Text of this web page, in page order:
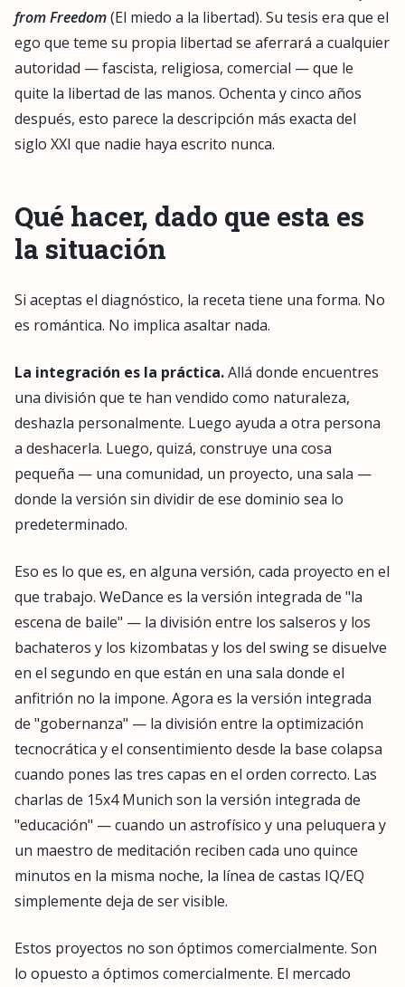
from Freedom(El miedo a la libertad). Su tesis era que el
ego que teme su propia libertad se aferrará a cualquier
autoridad — fascista, religiosa, comercial — que le
quite la libertad de las manos. Ochenta y cinco años
después, esto parece la descripción más exacta del
siglo XXI que nadie haya escrito nunca.
Qué hacer, dado que esta es
la situación
Si aceptas el diagnóstico, la receta tiene una forma. No
es romántica. No implica asaltar nada.
La integración es la práctica.Allá donde encuentres
una división que te han vendido como naturaleza,
deshazla personalmente. Luego ayuda a otra persona
a deshacerla. Luego, quizá, construye una cosa
pequeña — una comunidad, un proyecto, una sala —
donde la versión sin dividir de ese dominio sea lo
predeterminado.
Eso es lo que es, en alguna versión, cada proyecto en el
que trabajo. WeDance es la versión integrada de "la
escena de baile" — la división entre los salseros y los
bachateros y los kizombatas y los del swing se disuelve
en el segundo en que están en una sala donde el
anfitrión no la impone. Agora es la versión integrada
de "gobernanza" — la división entre la optimización
tecnocrática y el consentimiento desde la base colapsa
cuando pones las tres capas en el orden correcto. Las
charlas de 15x4 Munich son la versión integrada de
"educación" — cuando un astrofísico y una peluquera y
un maestro de meditación reciben cada uno quince
minutos en la misma noche, la línea de castas IQ/EQ
simplemente deja de ser visible.
Estos proyectos no son óptimos comercialmente. Son
lo opuesto a óptimos comercialmente. El mercado